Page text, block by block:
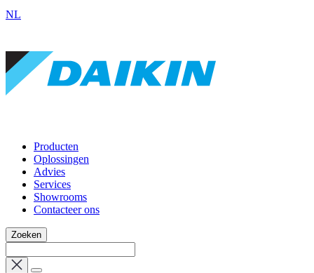
NL
Producten
Oplossingen
Advies
Services
Showrooms
Contacteer ons
Zoeken